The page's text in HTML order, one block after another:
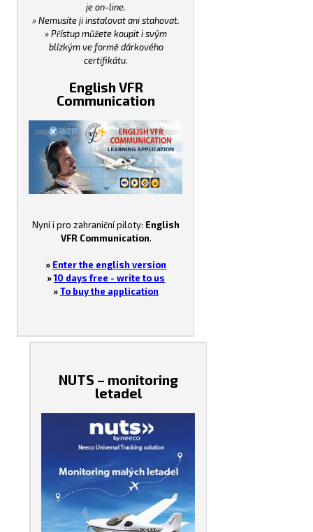
je on-line.
» Nemusíte ji instalovat ani stahovat.
» Přístup můžete koupit i svým
blízkým ve formě dárkového
certifikátu.
English VFR
Communication
Nyní i pro zahraniční piloty: English
VFR Communication.
» Enter the english version
»10 days free - write to us
»To buy the application
NUTS – monitoring
letadel